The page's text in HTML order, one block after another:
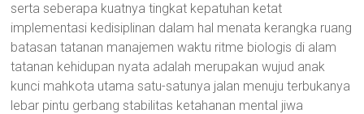
serta seberapa kuatnya tingkat kepatuhan ketat
implementasi kedisiplinan dalam hal menata kerangka ruang
batasan tatanan manajemen waktu ritme biologis di alam
tatanan kehidupan nyata adalah merupakan wujud anak
kunci mahkota utama satu-satunya jalan menuju terbukanya
lebar pintu gerbang stabilitas ketahanan mental jiwa